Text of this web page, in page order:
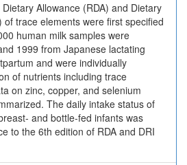
Allowance (RDA) and Dietary
of trace elements were first specified
human milk samples were
1999 from Japanese lactating
and were individually
of nutrients including trace
on zinc, copper, and selenium
The daily intake status of
and bottle-fed infants was
to the 6th edition of RDA and DRI